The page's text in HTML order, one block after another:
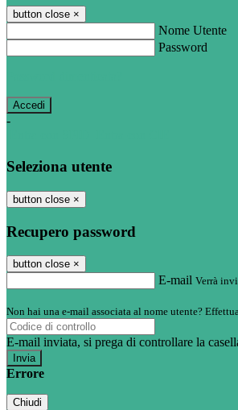
button close ×
Nome Utente
Password
-
Seleziona utente
button close ×
Recupero password
button close ×
E-mail Verrà
Non hai una e-mail associata al nome utente?
E-mail inviata, si prega di controllare la
Errore
Chiudi